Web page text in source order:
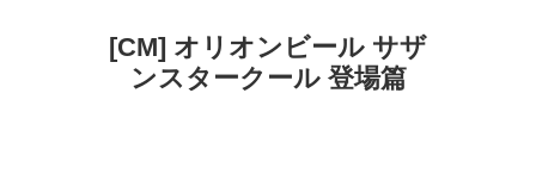
[CM] オリオンビール サザ
ンスタークール 登場篇